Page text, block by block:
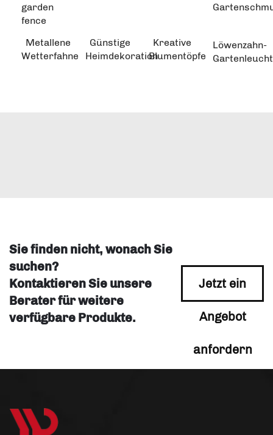
garden
fence
Metallene
Wetterfahne
Günstige
Heimdekoration
Kreative
Blumentöpfe
Löwenzahn-
Sie finden nicht, wonach Sie
suchen?
Kontaktieren Sie unsere
Berater für weitere
verfügbare Produkte.
Jetzt ein
Angebot
anfordern